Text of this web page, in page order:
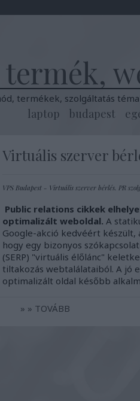
termékek, szolgáltatás
laptop budapest
Virtuális szerver
VPS Budapest - Virtuális szerver bérlés. PR
Public relations cikkek
optimalizált weboldal. A
Google-akció kedvéért készült,
hogy egy bizonyos
(SERP) "virtuális élőlánc"
tiltakozás webtalálataiból. A jó
optimalizált oldal később
» » TOVÁBB